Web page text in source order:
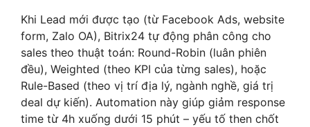
Khi Lead mới được tạo (từ Facebook Ads, website
form, Zalo OA), Bitrix24 tự động phân công cho
sales theo thuật toán: Round-Robin (luân phiên
đều), Weighted (theo KPI của từng sales), hoặc
Rule-Based (theo vị trí địa lý, ngành nghề, giá trị
deal dự kiến). Automation này giúp giảm response
time từ 4h xuống dưới 15 phút – yếu tố then chốt